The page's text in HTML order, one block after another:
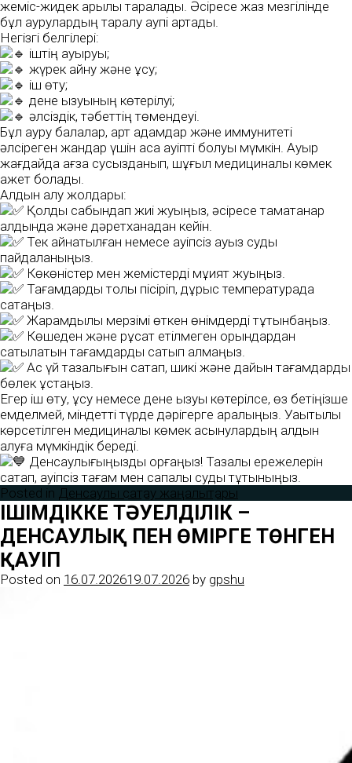
жеміс-жидек арқылы таралады. Әсіресе жаз мезгілінде
бұл аурулардың таралу қаупі артады.
Негізгі белгілері:
іштің ауыруы;
жүрек айну және құсу;
іш өту;
дене қызуының көтерілуі;
әлсіздік, тәбеттің төмендеуі.
Бұл ауру балалар, қарт адамдар және иммунитеті
әлсіреген жандар үшін аса қауіпті болуы мүмкін. Ауыр
жағдайда ағза сусызданып, шұғыл медициналық көмек
қажет болады.
Алдын алу жолдары:
Қолды сабындап жиі жуыңыз, әсіресе тамақтанар
алдында және дәретханадан кейін.
Тек қайнатылған немесе қауіпсіз ауыз суды
пайдаланыңыз.
Көкөністер мен жемістерді мұқият жуыңыз.
Тағамдарды толық пісіріп, дұрыс температурада
сақтаңыз.
Жарамдылық мерзімі өткен өнімдерді тұтынбаңыз.
Көшеден және рұқсат етілмеген орындардан
сатылатын тағамдарды сатып алмаңыз.
Ас үй тазалығын сақтап, шикі және дайын тағамдарды
бөлек ұстаңыз.
Егер іш өту, құсу немесе дене қызуы көтерілсе, өз бетіңізше
емделмей, міндетті түрде дәрігерге қаралыңыз. Уақытылы
көрсетілген медициналық көмек асқынулардың алдын
алуға мүмкіндік береді.
Денсаулығыңызды қорғаңыз! Тазалық ережелерін
сақтап, қауіпсіз тағам мен сапалы суды тұтыныңыз.
Posted in Денсаулық сақтау жаңалықтары
ІШІМДІККЕ ТӘУЕЛДІЛІК –
ДЕНСАУЛЫҚ ПЕН ӨМІРГЕ ТӨНГЕН
ҚАУІП
Posted on 16.07.202619.07.2026 by gpshu